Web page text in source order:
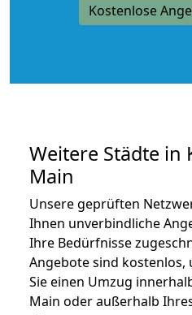
Kostenlose
Weitere Städte in
Main
Unsere geprüften
Ihnen unverbindliche
Ihre Bedürfnisse
Angebote sind kostenlos,
Sie einen Umzug
Main oder außerhalb